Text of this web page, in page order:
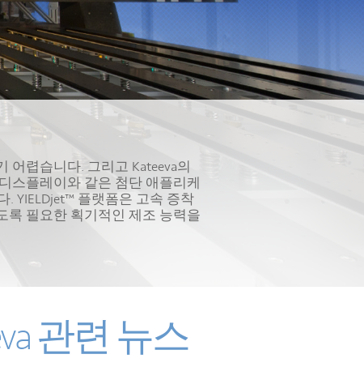
어렵습니다. 그리고 Kateeva의
스플레이와 같은 첨단 애플리케
. YIELDjet™ 플랫폼은 고속 증착
록 필요한 획기적인 제조 능력을
관련 뉴스